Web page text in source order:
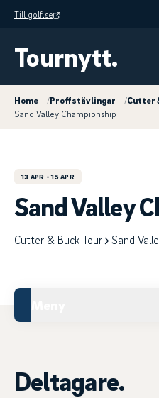
Till golf.se
Tournytt.
Home /Proffstävlingar /Cutter
Sand Valley Championship
13 APR - 15 APR
Sand Valley
Cutter & Buck Tour Sand
Deltagare.